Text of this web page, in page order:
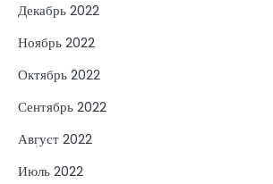
Декабрь 2022
Ноябрь 2022
Октябрь 2022
Сентябрь 2022
Август 2022
Июль 2022